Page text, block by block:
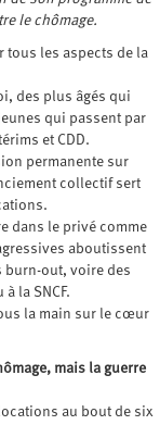
le chômage.
tous les aspects de la
des plus âgés qui
qui passent par
et CDD.
permanente sur
collectif sert
dans le privé comme
aboutissent
burn-out, voire des
la SNCF.
la main sur le cœur
mais la guerre
au bout de six